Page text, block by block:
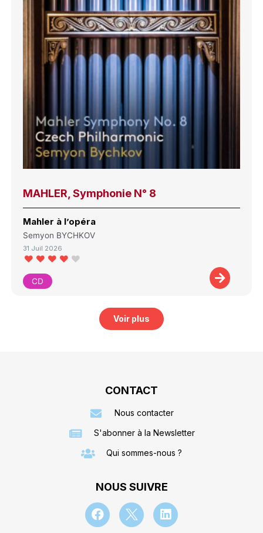
MAHLER, Symphonie N° 8
Mahler à l’opéra
Semyon BYCHKOV
31 Juil 2026
CD
Voir plus
CONTACT
Nous contacter
S'abonner à la Newsletter
Qui sommes-nous ?
NOUS SUIVRE